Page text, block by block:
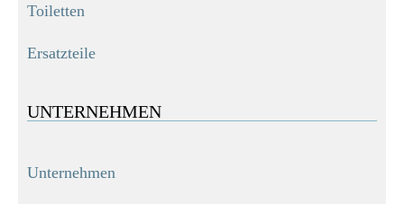
Toiletten
Ersatzteile
UNTERNEHMEN
Unternehmen